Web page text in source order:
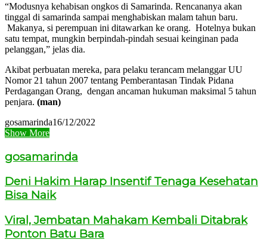
“Modusnya kehabisan ongkos di Samarinda. Rencananya akan
tinggal di samarinda sampai menghabiskan malam tahun baru.
Makanya, si perempuan ini ditawarkan ke orang. Hotelnya bukan
satu tempat, mungkin berpindah-pindah sesuai keinginan pada
pelanggan,” jelas dia.
Akibat perbuatan mereka, para pelaku terancam melanggar UU
Nomor 21 tahun 2007 tentang Pemberantasan Tindak Pidana
Perdagangan Orang, dengan ancaman hukuman maksimal 5 tahun
penjara. (man)
gosamarinda16/12/2022
Show More
gosamarinda
Deni Hakim Harap Insentif Tenaga Kesehatan
Bisa Naik
Viral, Jembatan Mahakam Kembali Ditabrak
Ponton Batu Bara